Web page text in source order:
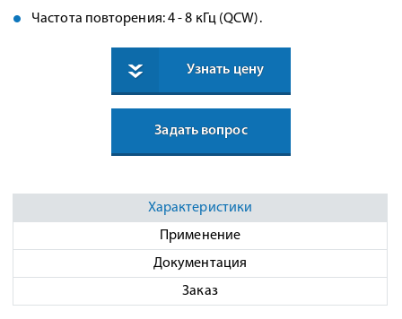
Частота повторения: 4 - 8 кГц (QCW).
Узнать цену
Задать вопрос
Характеристики
Применение
Документация
Заказ